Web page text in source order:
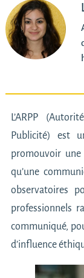
L’ARPP
Publicité) est
promouvoir
qu’une
observatoires
professionnels
communiqué,
d’influence